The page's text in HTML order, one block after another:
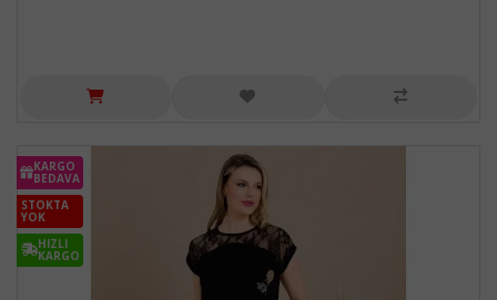
KARGO
BEDAVA
STOKTA
YOK
HIZLI
KARGO